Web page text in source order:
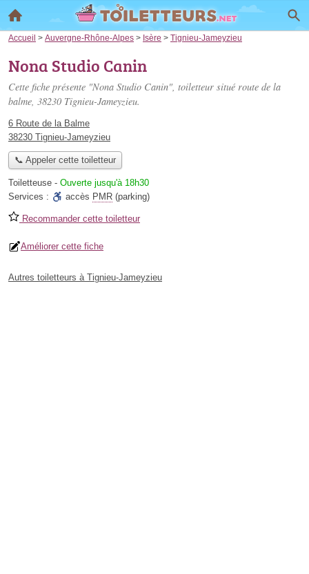
Accueil > Auvergne-Rhône-Alpes > Isère > Tignieu-Jameyzieu
Nona Studio Canin
Cette fiche présente "Nona Studio Canin", toiletteur situé route de la
balme, 38230 Tignieu-Jameyzieu.
6 Route de la Balme
38230 Tignieu-Jameyzieu
📞 Appeler cette toiletteur
Toiletteuse - Ouverte jusqu'à 18h30
Services :
accès PMR (parking)
Recommander cette toiletteur
Améliorer cette fiche
Autres toiletteurs à Tignieu-Jameyzieu